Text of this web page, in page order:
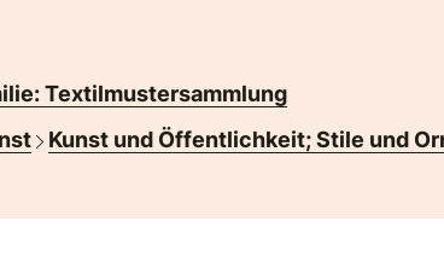
Textilmustersammlung
Kunst und Öffentlichkeit; Stile und